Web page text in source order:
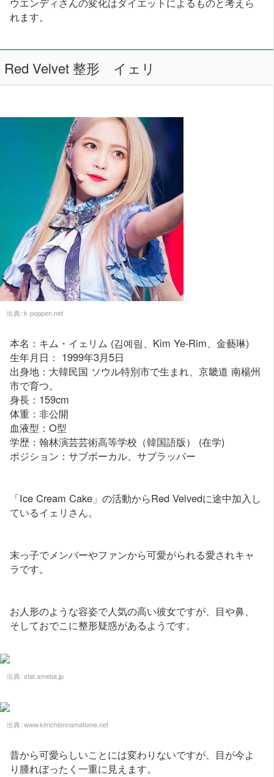
れます。
Red Velvet 整形 イェリ
出典: k-poppen.net
本名：キム・イェリム (김예림、Kim Ye-Rim、金藝琳)
生年月日： 1999年3月5日
出身地：大韓民国 ソウル特別市で生まれ、京畿道 南楊州
市で育つ。
身長：159cm
体重：非公開
血液型：O型
学歴：翰林演芸芸術高等学校（韓国語版） (在学)
ポジション：サブボーカル、サブラッパー
「Ice Cream Cake」の活動からRed Velvedに途中加入し
ているイェリさん。
末っ子でメンバーやファンから可愛がられる愛されキャ
ラです。
お人形のような容姿で人気の高い彼女ですが、目や鼻、
そしておでこに整形疑惑があるようです。
出典: stat.ameba.jp
出典: www.kimchionnamatome.net
昔から可愛らしいことには変わりないですが、目が今よ
り腫れぼったく一重に見えます。